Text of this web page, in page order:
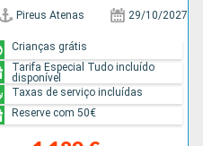
Pireus Atenas 29/10/2027
Crianças grátis
Tarifa Especial Tudo incluído
disponível
Taxas de serviço incluídas
Reserve com 50€